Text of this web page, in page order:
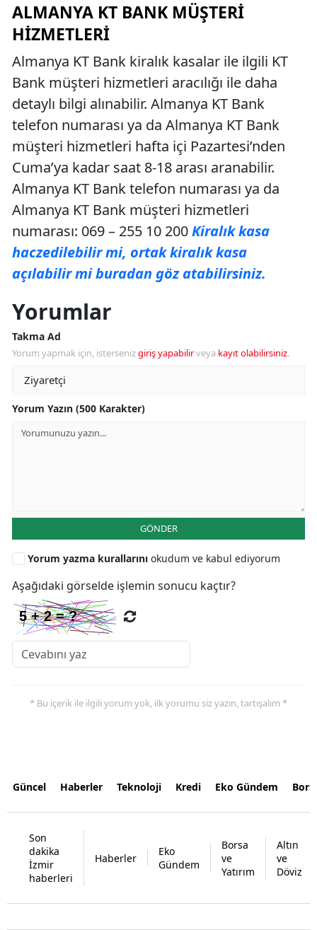
ALMANYA KT BANK MÜŞTERI
HIZMETLERI
Almanya KT Bank kiralık kasalar ile ilgili KT
Bank müşteri hizmetleri aracılığı ile daha
detaylı bilgi alınabilir. Almanya KT Bank
telefon numarası ya da Almanya KT Bank
müşteri hizmetleri hafta içi Pazartesi’nden
Cuma’ya kadar saat 8-18 arası aranabilir.
Almanya KT Bank telefon numarası ya da
Almanya KT Bank müşteri hizmetleri
numarası: 069 – 255 10 200Kiralık kasa
haczedilebilir mi, ortak kiralık kasa
açılabilir mi buradan göz atabilirsiniz.
Yorumlar
Takma Ad
Yorum yapmak için, istersenizgiriş yapabilirveya kayıt olabilirsiniz.
Yorum Yazın (500 Karakter)
GÖNDER
Yorum yazma kurallarını okudum ve kabul ediyorum
Aşağıdaki görselde işlemin sonucu kaçtır?
* Bu içerik ile ilgili yorum yok, ilk yorumu siz yazın, tartışalım *
Güncel Haberler Teknoloji Kredi Eko Gündem
Son
dakika
İzmir
haberleri
Haberler
Eko
Gündem
Borsa
ve
Yatırım
Altın
ve
Döviz